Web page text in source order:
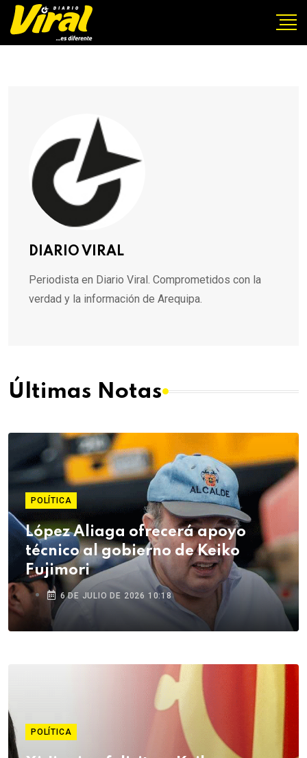
DIARIO VIRAL
Periodista en Diario Viral. Comprometidos con la
verdad y la información de Arequipa.
Últimas Notas
POLÍTICA
López Aliaga ofrecerá apoyo
técnico al gobierno de Keiko
Fujimori
6 DE JULIO DE 2026 10:18
POLÍTICA